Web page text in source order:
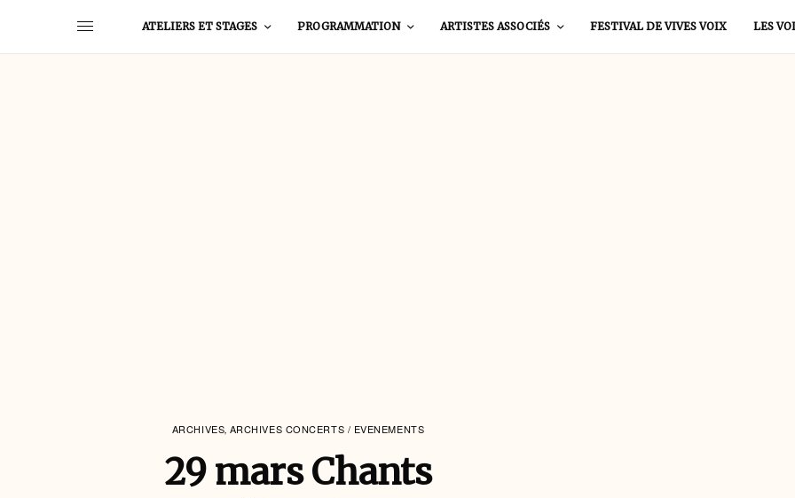
ATELIERS ET STAGES PROGRAMMATION ARTISTES ASSOCIÉS FESTIVAL DE VIVES VOIX LES
ARCHIVES, ARCHIVES CONCERTS / EVENEMENTS
29 mars Chants